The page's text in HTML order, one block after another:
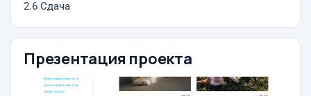
2.6 Сдача
Презентация проекта